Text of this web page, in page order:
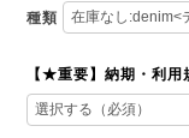
種類
【★重要】納期・利用